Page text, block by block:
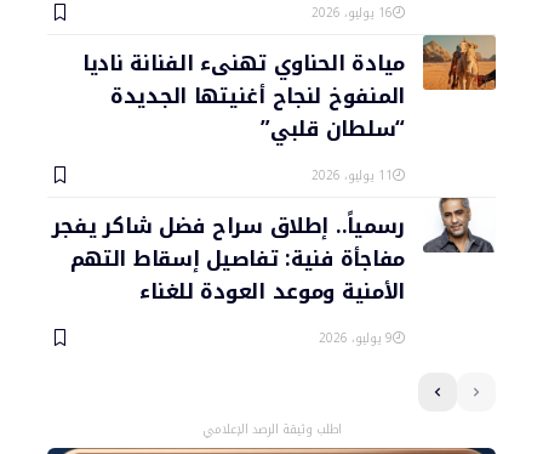
16 يوليو، 2026
ميادة الحناوي تهنىء الفنانة ناديا
المنفوخ لنجاح أغنيتها الجديدة
“سلطان قلبي”
11 يوليو، 2026
رسمياً.. إطلاق سراح فضل شاكر يفجر
مفاجأة فنية: تفاصيل إسقاط التهم
الأمنية وموعد العودة للغناء
9 يوليو، 2026
اطلب وثيقة الرصد الإعلامي